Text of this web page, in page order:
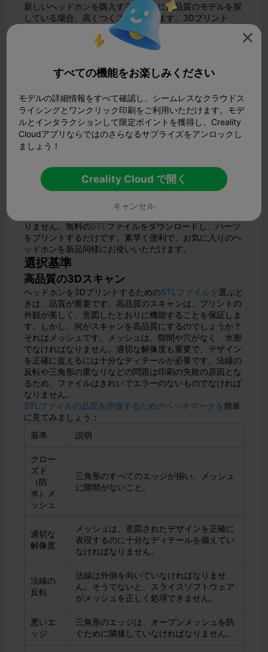
新しいヘッドホンを購入すると、特に高品質のモデルを探
している場合、高くつくことがあります。3Dプリント
は、予算に優しい代替手段を提供します。ヘッドフォンの
パーツを社内でプリントする場合、1パーツあたりのコス
、リードタイムはわずか5時間で
1週間かかります。なんと94％の節約です！さらに、プリ
資と言えます。壊れた部品を交換する場合でも、真新しい
ペアを作成する場合でも、3Dプリントは、品質を犠牲に
することなくコストを節約するのに役立ちます。
パーツの修理と交換が簡単に
ヘッドホンが壊れて、交換部品を探すのに苦労したことは
イヤーカップ、ヘッドバンド、ヒンジなどの特定の部品を
プリントして、既存のヘッドホンに完璧にフィットさせる
ことができます。これは、部品を見つけるのが難しい古い
モデルには特に役立ちます。さらに、発送まで何週間も待
りません。無料のSTL ファイルをダウンロードし、パーツ
をプリントするだけです。素早く便利で、お気に入りのヘ
ッドホンを新品同様にお使いいただけます。
選択基準
高品質の3Dスキャン
ヘッドホンを3DプリントするためのSTLファイルを選ぶと
きは、品質が重要です。高品質のスキャンは、プリントの
外観が美しく、意図したとおりに機能することを保証しま
す。しかし、何がスキャンを高品質にするのでしょうか？
それはメッシュです。メッシュは、隙間や穴がなく、水密
でなければなりません。適切な解像度も重要で、デザイン
を正確に捉えるには十分なディテールが必要です。法線の
反転や三角形の重なりなどの問題は印刷の失敗の原因とな
るため、ファイルはきれいでエラーのないものでなければ
なりません。
STLファイルの品質を評価するためのベンチマークを簡単
に見てみましょう：
基準
説明
クロー
ズド
（防
水）メ
ッシュ
三角形のすべてのエッジが揃い、メッシュ
に隙間がないこと。
適切な
解像度
メッシュは、意図されたデザインを正確に
表現するのに十分なディテールを備えてい
なければなりません。
法線の
反転
法線は外側を向いていなければなりませ
ん。そうでないと、スライスソフトウェア
がメッシュを正しく処理できません。
悪いエ
ッジ
三角形のエッジは、オープンメッシュを防
ぐために隣接していなければなりません。

すべての機能をお楽しみください
モデルの詳細情報をすべて確認し、シームレスなクラウドス
ライシングとワンクリック印刷をご利用いただけます。モデ
ルとインタラクションして限定ポイントを獲得し、Creality
Cloudアプリならではのさらなるサプライズをアンロックし
ましょう！
Creality Cloud で開く
キャンセル